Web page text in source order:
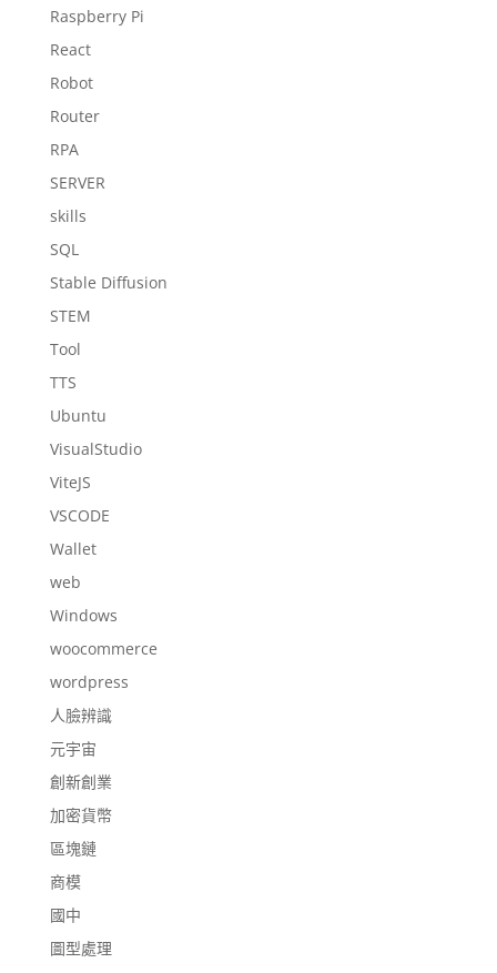
Raspberry Pi
React
Robot
Router
RPA
SERVER
skills
SQL
Stable Diffusion
STEM
Tool
TTS
Ubuntu
VisualStudio
ViteJS
VSCODE
Wallet
web
Windows
woocommerce
wordpress
人臉辨識
元宇宙
創新創業
加密貨幣
區塊鏈
商模
國中
圖型處理